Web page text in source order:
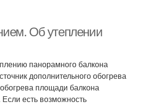
Об утеплении
панорамного балкона
дополнительного обогрева
площади балкона
есть возможность